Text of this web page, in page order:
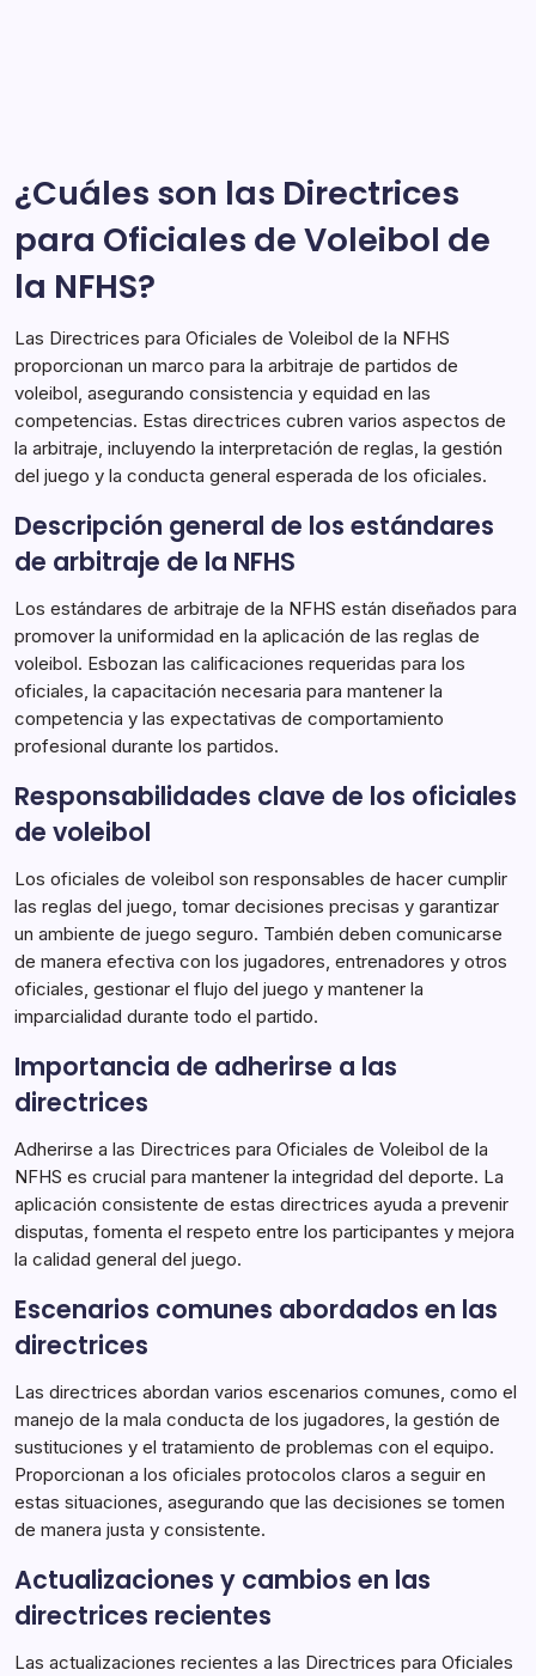
Directrices para Oficiales de Voleibol de la NFHS 19/01/2026
¿Cuáles son las Directrices
para Oficiales de Voleibol de
la NFHS?
Las Directrices para Oficiales de Voleibol de la NFHS
proporcionan un marco para la arbitraje de partidos de
voleibol, asegurando consistencia y equidad en las
competencias. Estas directrices cubren varios aspectos de
la arbitraje, incluyendo la interpretación de reglas, la gestión
del juego y la conducta general esperada de los oficiales.
Descripción general de los estándares
de arbitraje de la NFHS
Los estándares de arbitraje de la NFHS están diseñados para
promover la uniformidad en la aplicación de las reglas de
voleibol. Esbozan las calificaciones requeridas para los
oficiales, la capacitación necesaria para mantener la
competencia y las expectativas de comportamiento
profesional durante los partidos.
Responsabilidades clave de los oficiales
de voleibol
Los oficiales de voleibol son responsables de hacer cumplir
las reglas del juego, tomar decisiones precisas y garantizar
un ambiente de juego seguro. También deben comunicarse
de manera efectiva con los jugadores, entrenadores y otros
oficiales, gestionar el flujo del juego y mantener la
imparcialidad durante todo el partido.
Importancia de adherirse a las
directrices
Adherirse a las Directrices para Oficiales de Voleibol de la
NFHS es crucial para mantener la integridad del deporte. La
aplicación consistente de estas directrices ayuda a prevenir
disputas, fomenta el respeto entre los participantes y mejora
la calidad general del juego.
Escenarios comunes abordados en las
directrices
Las directrices abordan varios escenarios comunes, como el
manejo de la mala conducta de los jugadores, la gestión de
sustituciones y el tratamiento de problemas con el equipo.
Proporcionan a los oficiales protocolos claros a seguir en
estas situaciones, asegurando que las decisiones se tomen
de manera justa y consistente.
Actualizaciones y cambios en las
directrices recientes
Las actualizaciones recientes a las Directrices para Oficiales